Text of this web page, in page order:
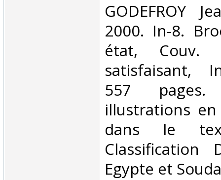
‎GODEFROY
2000. In-8.
état, Couv.
satisfaisant,
557 pages.
illustrations
dans le
Classification
Egypte et